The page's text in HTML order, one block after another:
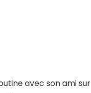
avec son ami sur